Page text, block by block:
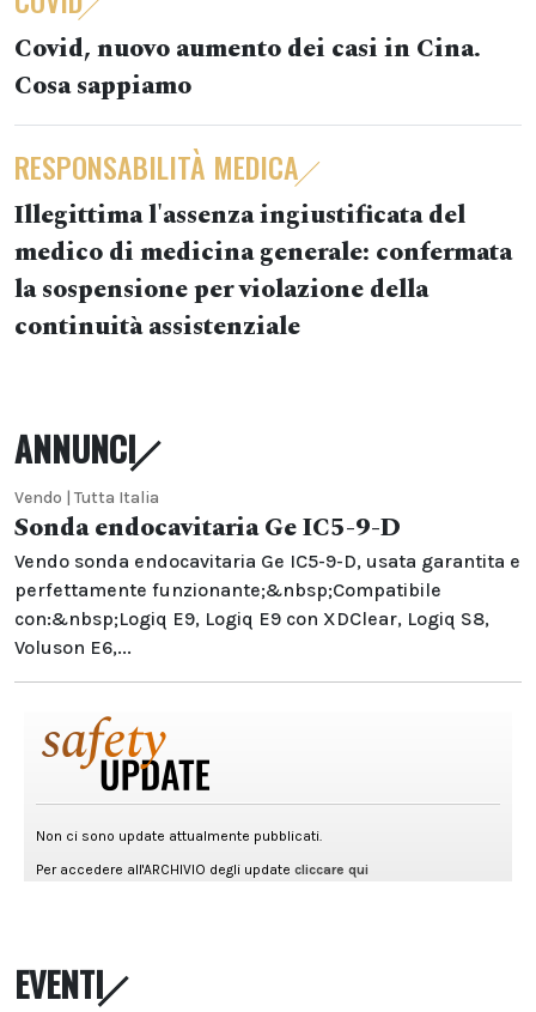
Covid, nuovo aumento dei casi in Cina.
Cosa sappiamo
RESPONSABILITÀ MEDICA
Illegittima l'assenza ingiustificata del
medico di medicina generale: confermata
la sospensione per violazione della
continuità assistenziale
ANNUNCI
Vendo | Tutta Italia
Sonda endocavitaria Ge IC5-9-D
Vendo sonda endocavitaria Ge IC5-9-D, usata garantita e
perfettamente funzionante;&nbsp;Compatibile
con:&nbsp;Logiq E9, Logiq E9 con XDClear, Logiq S8,
Voluson E6,...
EVENTI